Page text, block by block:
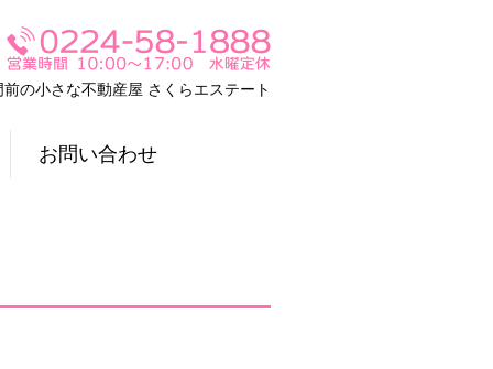
の小さな不動産屋 さくらエステート
お問い合わせ